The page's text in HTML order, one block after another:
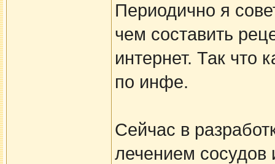
Периодично я
чем составить
интернет. Так что
по инфе.
Сейчас в
лечением сосудов